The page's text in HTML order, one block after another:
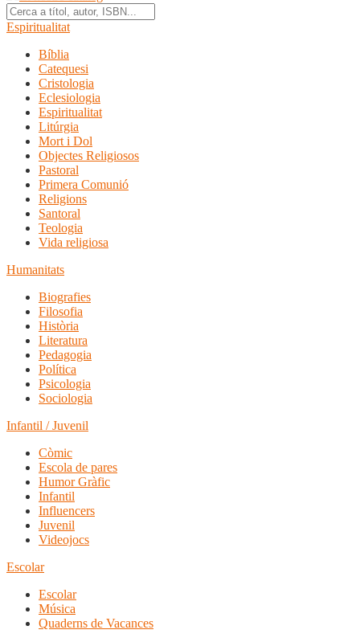
Espiritualitat
Bíblia
Catequesi
Cristologia
Eclesiologia
Espiritualitat
Litúrgia
Mort i Dol
Objectes Religiosos
Pastoral
Primera Comunió
Religions
Santoral
Teologia
Vida religiosa
Humanitats
Biografies
Filosofia
Història
Literatura
Pedagogia
Política
Psicologia
Sociologia
Infantil / Juvenil
Còmic
Escola de pares
Humor Gràfic
Infantil
Influencers
Juvenil
Videojocs
Escolar
Escolar
Música
Quaderns de Vacances